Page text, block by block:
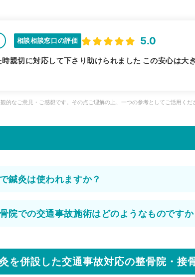
相談相談窓口の評価 5.0
親切に対応して下さり助けられました この安心は大
的なご意見・ご感想です。その点ご理解の上、一つの参考としてご活用くだ
鍼灸は使われますか？
院での交通事故施術はどのようなものですか
を併設した交通事故対応の整骨院・接